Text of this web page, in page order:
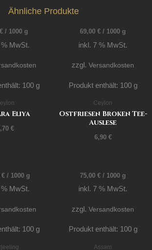
Ähnliche Produkte
€ / 1000 g
MwSt.
100 g
Eliya
€
69,00€ / 1000 g
inkl. 7 % MwSt.
zzgl.Versandkosten
Produkt enthält: 100 g
Ceylon
Ostfriesen Broken Tee-
Auslese
6,90 €
€/ 1000 g
MwSt.
100 g
75,00€ / 1000 g
inkl. 7 % MwSt.
zzgl.Versandkosten
Produkt enthält: 100 g
Assam